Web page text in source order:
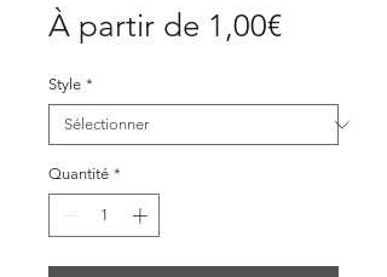
À partir de 1,00€Prix
Style *
Quantité *